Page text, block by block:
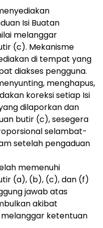
Isi Buatan
melanggar
(c). Mekanisme
di tempat yang
diakses pengguna.
menghapus,
koreksi setiap Isi
dilaporkan dan
butir (c), sesegera
selambat-
setelah pengaduan
memenuhi
(a), (b), (c), dan (f)
jawab atas
akibat
ketentuan